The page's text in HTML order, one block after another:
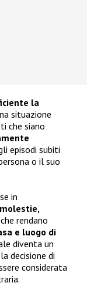
la
situazione
che siano
episodi subiti
o il suo
in
molestie,
che rendano
e luogo di
diventa un
decisione di
considerata